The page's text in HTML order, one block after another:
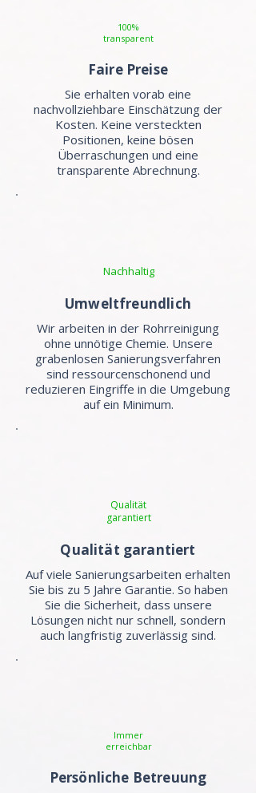
100%
transparent
Faire Preise
Sie erhalten vorab eine
nachvollziehbare Einschätzung der
Kosten. Keine versteckten
Positionen, keine bösen
Überraschungen und eine
transparente Abrechnung.
Nachhaltig
Umweltfreundlich
Wir arbeiten in der Rohrreinigung
ohne unnötige Chemie. Unsere
grabenlosen Sanierungsverfahren
sind ressourcenschonend und
reduzieren Eingriffe in die Umgebung
auf ein Minimum.
Qualität
garantiert
Qualität garantiert
Auf viele Sanierungsarbeiten erhalten
Sie bis zu 5 Jahre Garantie. So haben
Sie die Sicherheit, dass unsere
Lösungen nicht nur schnell, sondern
auch langfristig zuverlässig sind.
Immer
erreichbar
Persönliche Betreuung